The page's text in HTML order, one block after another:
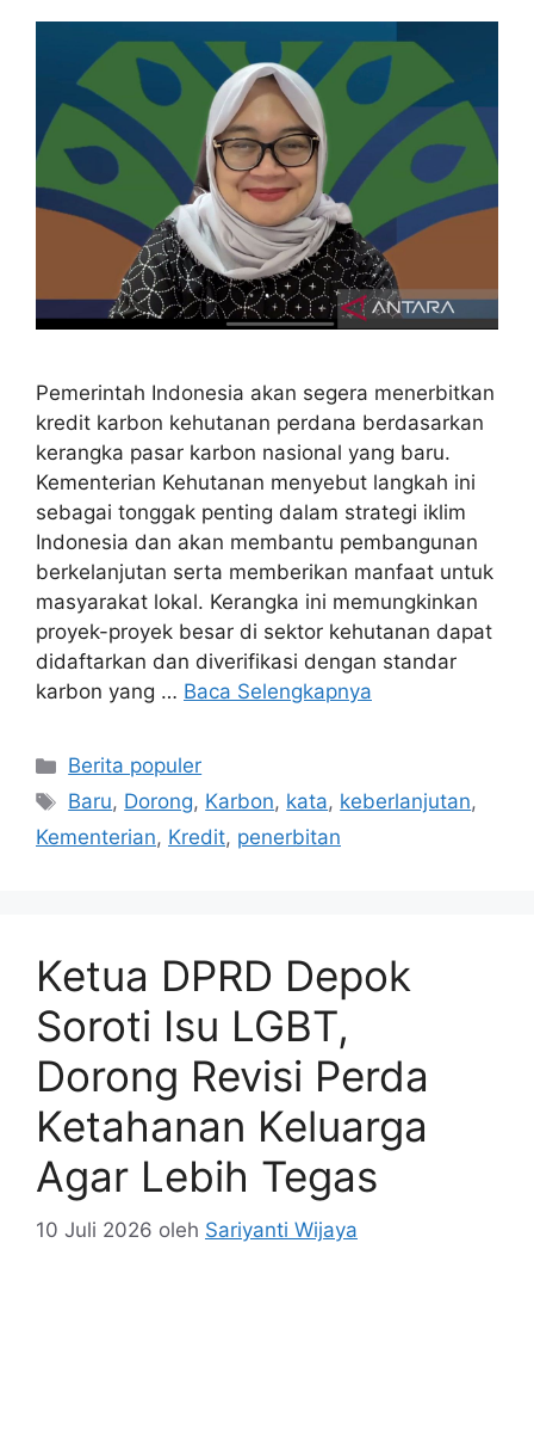
Pemerintah Indonesia akan segera menerbitkan
kredit karbon kehutanan perdana berdasarkan
kerangka pasar karbon nasional yang baru.
Kementerian Kehutanan menyebut langkah ini
sebagai tonggak penting dalam strategi iklim
Indonesia dan akan membantu pembangunan
berkelanjutan serta memberikan manfaat untuk
masyarakat lokal. Kerangka ini memungkinkan
proyek-proyek besar di sektor kehutanan dapat
didaftarkan dan diverifikasi dengan standar
karbon yang … Baca Selengkapnya
Kategori
Berita populer
Tag
Baru, Dorong, Karbon, kata, keberlanjutan,
Kementerian, Kredit, penerbitan
Ketua DPRD Depok
Soroti Isu LGBT,
Dorong Revisi Perda
Ketahanan Keluarga
Agar Lebih Tegas
10 Juli 2026 oleh Sariyanti Wijaya